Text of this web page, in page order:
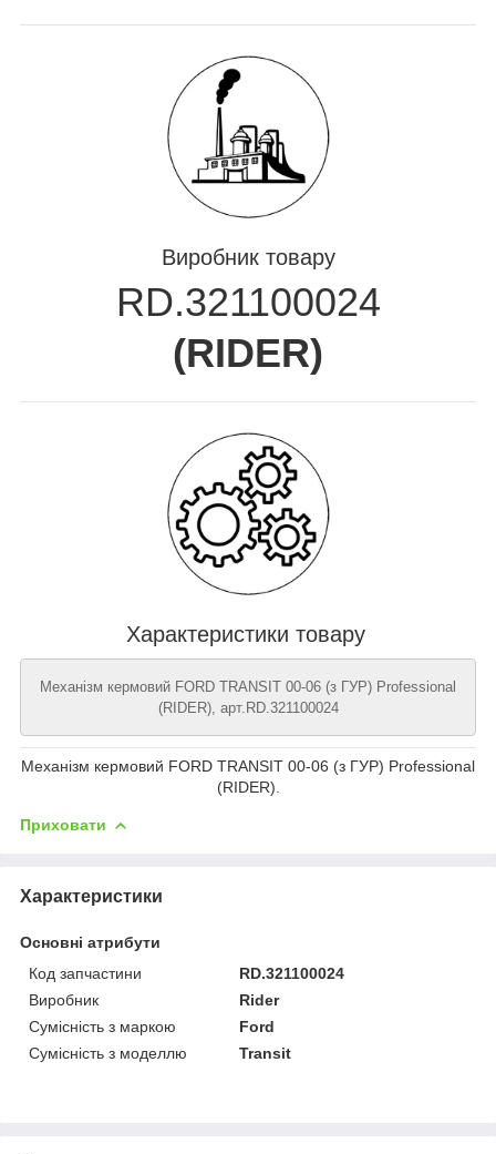
Виробник товару
RD.321100024
(RIDER)
Характеристики товару
Механізм кермовий FORD TRANSIT 00-06 (з ГУР) Professional
(RIDER), арт.RD.321100024
Механізм кермовий FORD TRANSIT 00-06 (з ГУР) Professional
(RIDER).
Приховати
Характеристики
Основні атрибути
Код запчастини
RD.321100024
Виробник
Rider
Сумісність з маркою
Ford
Сумісність з моделлю
Transit